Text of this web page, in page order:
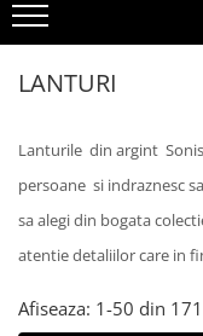
CEASURI
LANTURI
LANTURI CU
BRATARI TIP ROZARIU
PANDANTIVE
PANDANTIVE TIP CRUCE
TALISMANE
CERCEI
LANTURI
Lanturi pentru EA
BRATARI
Bratari pentru EA
Bratari pentru EL
BIJUTERII PENTRU
CRUCIFIXE
LANTURI
Lanturile din argint
persoane si indraznesc
sa alegi din bogata
atentie detaliilor care in
Afiseaza: 1-50 din 171